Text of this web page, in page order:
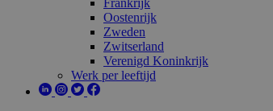
Frankrijk
Oostenrijk
Zweden
Zwitserland
Verenigd Koninkrijk
Werk per leeftijd